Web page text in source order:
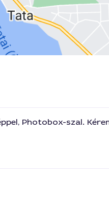
Photobox-szal.